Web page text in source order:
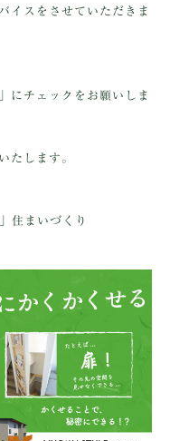
イスをさせていただきま
にチェックをお願いしま
たします。
住まいづくり